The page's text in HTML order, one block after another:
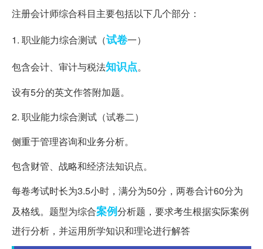
注册会计师综合科目主要包括以下几个部分：
1. 职业能力综合测试（试卷一）
包含会计、审计与税法知识点。
设有5分的英文作答附加题。
2. 职业能力综合测试（试卷二）
侧重于管理咨询和业务分析。
包含财管、战略和经济法知识点。
每卷考试时长为3.5小时，满分为50分，两卷合计60分为
及格线。题型为综合案例分析题，要求考生根据实际案例
进行分析，并运用所学知识和理论进行解答